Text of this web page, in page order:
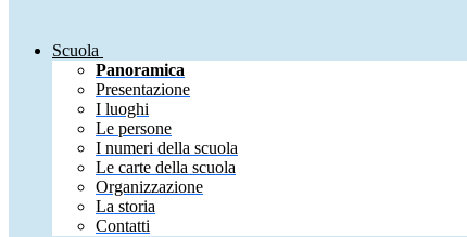
Scuola
Panoramica
Presentazione
I luoghi
Le persone
I numeri della scuola
Le carte della scuola
Organizzazione
La storia
Contatti